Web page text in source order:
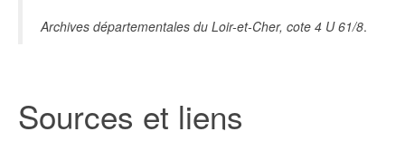
Archives départementales du Loir-et-Cher, cote 4 U 61/8.
Sources et liens